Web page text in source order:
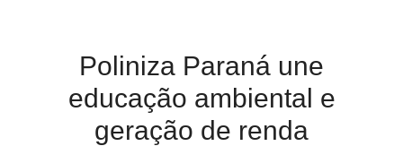
Poliniza Paraná une
educação ambiental e
geração de renda